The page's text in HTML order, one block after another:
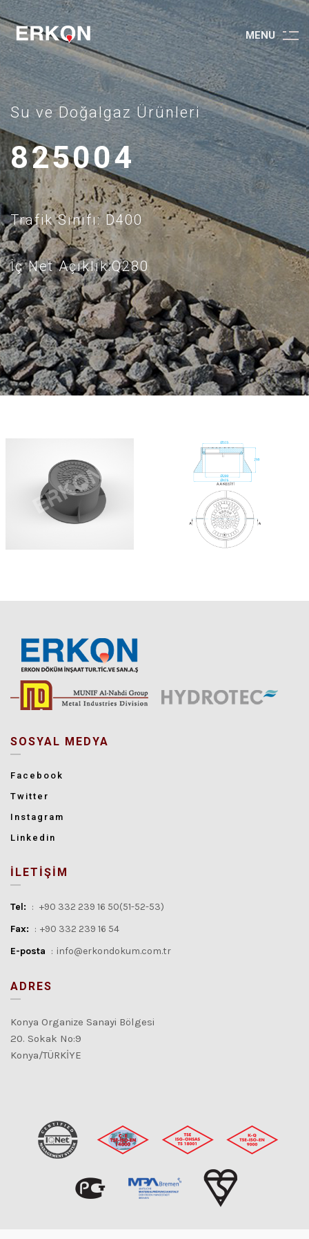
MENU
Su ve Doğalgaz Ürünleri
825004
Trafik Sınıfı: D400
İç Net Açıklık:Q280
SOSYAL MEDYA
Facebook
Twitter
Instagram
Linkedin
İLETİŞİM
Tel: : +90 332 239 16 50(51-52-53)
Fax: : +90 332 239 16 54
E-posta : info@erkondokum.com.tr
ADRES
Konya Organize Sanayi Bölgesi
20. Sokak No:9
Konya/TÜRKİYE